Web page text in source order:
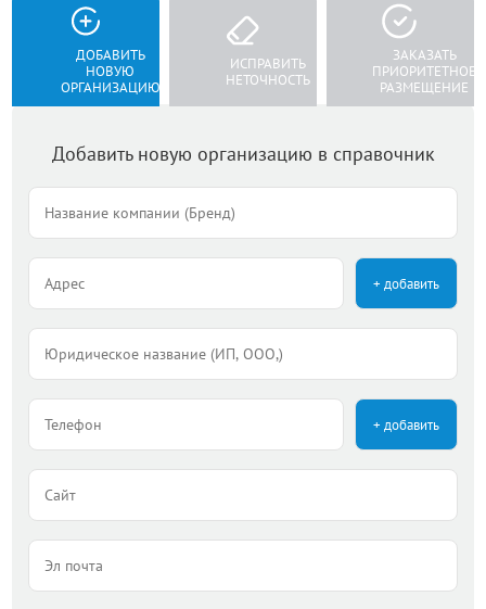
ДОБАВИТЬ
НОВУЮ
ОРГАНИЗАЦИЮ
ИСПРАВИТЬ
НЕТОЧНОСТЬ
ЗАКАЗАТЬ
ПРИОРИТЕТНОЕ
РАЗМЕЩЕНИЕ
Добавить новую организацию в справочник
+ добавить
+ добавить